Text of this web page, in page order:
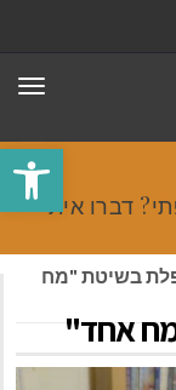
פתח
דברו איתי
בשיטת "מח
אחד"